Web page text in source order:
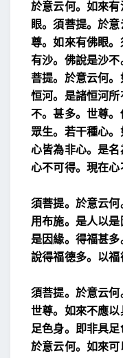
於意云何。如來有
眼。須菩提。於
尊。如來有佛眼。
有沙。佛說是沙不
菩提。於意云何。
恒河。是諸恒河
不。甚多。世尊
眾生。若干種心。
心皆為非心。是名
心不可得。現在心
須菩提。於意云
用布施。是人以
是因緣。得福甚
說得福德多。以福
須菩提。於意云何
世尊。 如來不應
足色身。
即非具
於意云何。如來可